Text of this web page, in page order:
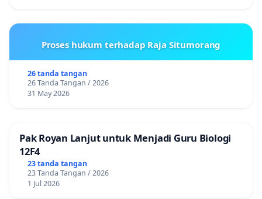
Proses hukum terhadap Raja Situmorang
26 tanda tangan
26 Tanda Tangan / 2026
31 May 2026
Pak Royan Lanjut untuk Menjadi Guru Biologi
12F4
23 tanda tangan
23 Tanda Tangan / 2026
1 Jul 2026